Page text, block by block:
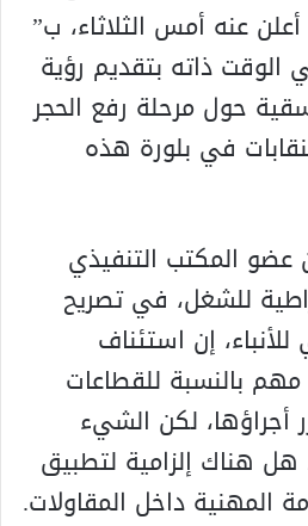
عنه أمس الثلاثاء، ب”
الوقت ذاته بتقديم رؤية
حول مرحلة رفع الحجر
في بلورة هذه
المكتب التنفيذي
للشغل، في تصريح
إن استئناف
بالنسبة للقطاعات
أجراؤها، لكن الشيء
هناك إلزامية لتطبيق
المهنية داخل المقاولات.